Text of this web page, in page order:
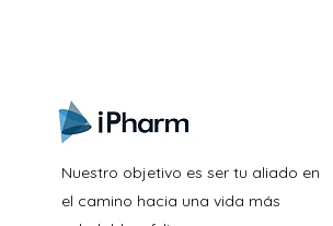
Nuestro objetivo es ser tu aliado en
el camino hacia una vida más